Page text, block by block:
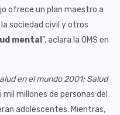
ofrece un plan maestro a
sociedad civil y otros
mental ”, aclara la OMS en
en el mundo 2001: Salud
millones de personas del
adolescentes. Mientras,